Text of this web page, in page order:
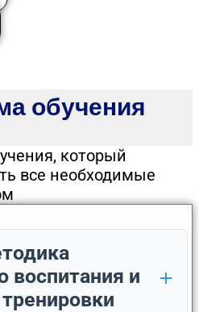
обучения
который
все необходимые
воспитания и